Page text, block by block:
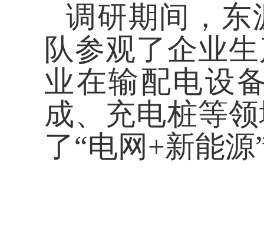
调研期间，东
队参观了企业
业在输配电设
成、充电桩等
了“电网+新能